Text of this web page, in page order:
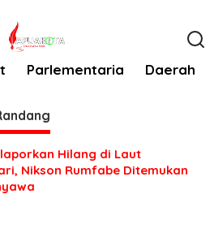
Parlementaria Daerah
Hilang di Laut
Nikson Rumfabe Ditemukan